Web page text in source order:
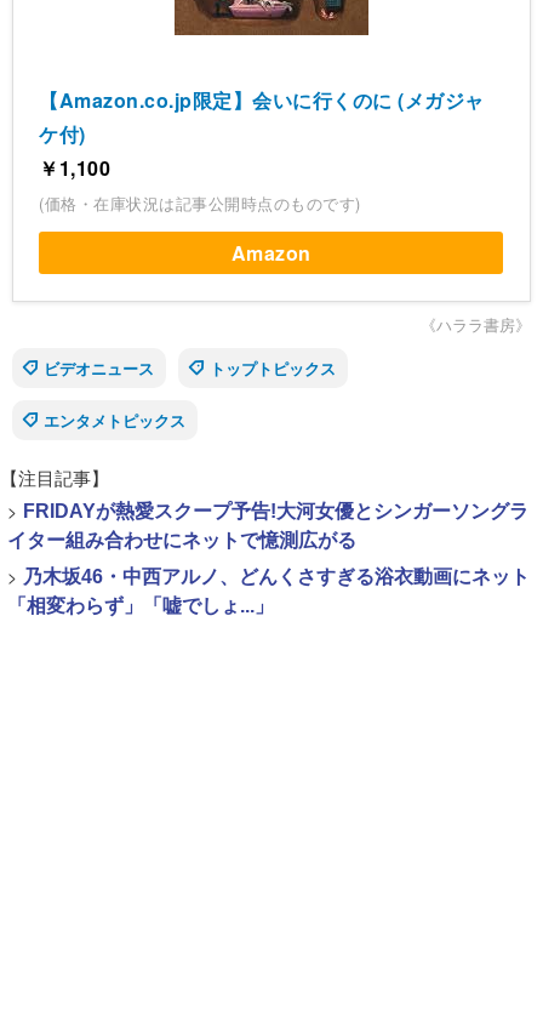
【Amazon.co.jp限定】会いに行くのに (メガジャ
ケ付)
￥1,100
(価格・在庫状況は記事公開時点のものです)
Amazon
《ハララ書房》
ビデオニュース
トップトピックス
エンタメトピックス
【注目記事】
> FRIDAYが熱愛スクープ予告!大河女優とシンガーソングラ
イター組み合わせにネットで憶測広がる
> 乃木坂46・中西アルノ、どんくさすぎる浴衣動画にネット
「相変わらず」「嘘でしょ...」